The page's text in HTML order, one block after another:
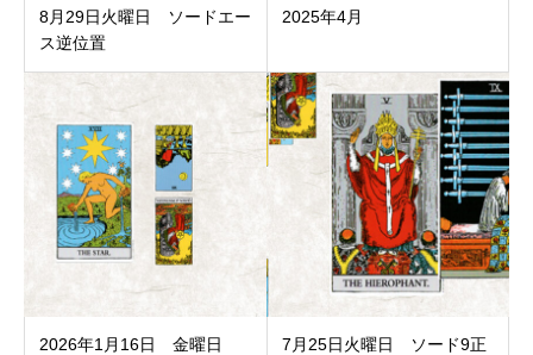
8月29日火曜日 ソードエー
ス逆位置
2025年4月
2026年1月16日 金曜日
7月25日火曜日 ソード9正